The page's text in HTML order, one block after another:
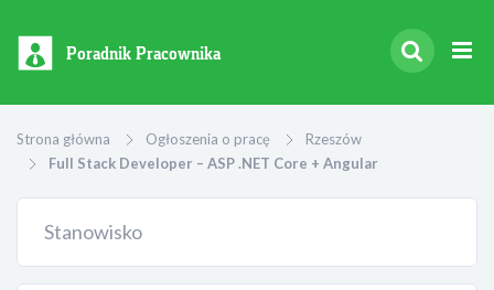
Poradnik Pracownika
Strona główna Ogłoszenia o pracę
Rzeszów
Full Stack Developer – ASP .NET Core + Angular